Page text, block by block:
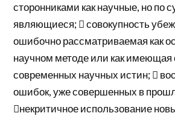
сторонниками как научные, но по
являющиеся;  совокупность
ошибочно рассматриваемая как
научном методе или как имеющая
современных научных истин; 
ошибок, уже совершенных в
некритичное использование